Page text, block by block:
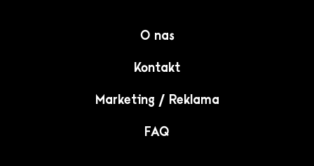
O nas
Kontakt
Marketing / Reklama
FAQ